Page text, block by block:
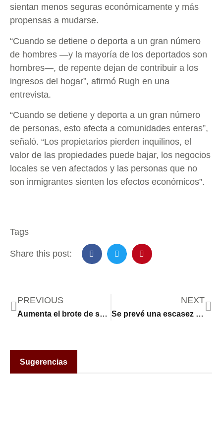
sientan menos seguras económicamente y más
propensas a mudarse.
“Cuando se detiene o deporta a un gran número
de hombres —y la mayoría de los deportados son
hombres—, de repente dejan de contribuir a los
ingresos del hogar”, afirmó Rugh en una
entrevista.
“Cuando se detiene y deporta a un gran número
de personas, esto afecta a comunidades enteras”,
señaló. “Los propietarios pierden inquilinos, el
valor de las propiedades puede bajar, los negocios
locales se ven afectados y las personas que no
son inmigrantes sienten los efectos económicos”.
Tags
Share this post:
PREVIOUS
Aumenta el brote de sarampión en Dakota del Norte, lo que pone en peligro a las personas inmunodeprimidas
NEXT
Se prevé una escasez de mano de obra para la temporada de construcción de primavera y verano tras las medidas de control de inmigración
Sugerencias